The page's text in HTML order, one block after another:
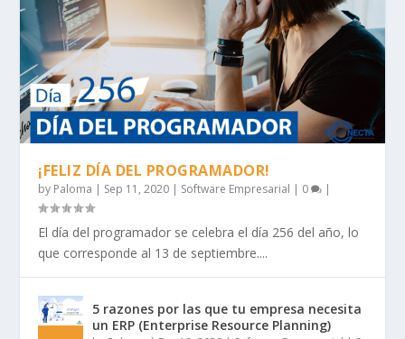
¡FELIZ DÍA DEL PROGRAMADOR!
by Paloma | Sep 11, 2020 | Software Empresarial | 0 |
El día del programador se celebra el día 256 del año, lo
que corresponde al 13 de septiembre....
5 razones por las que tu empresa necesita
un ERP (Enterprise Resource Planning)